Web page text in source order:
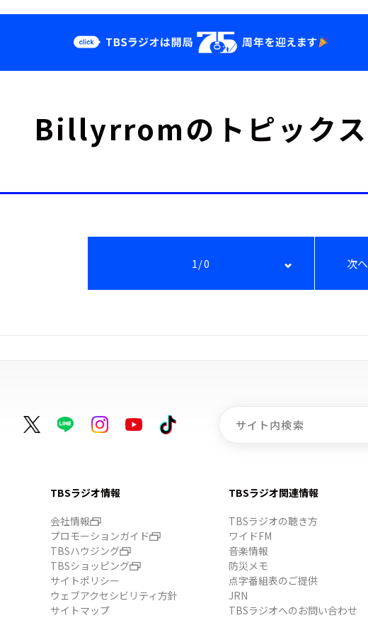
Podcast
YouTube
Billyrromのトピックス
1/0 次へ
TBSラジオ情報
会社情報
プロモーションガイド
TBSハウジング
TBSショッピング
サイトポリシー
ウェブアクセシビリティ方針
サイトマップ
TBSラジオ関連情報
TBSラジオの聴き方
ワイドFM
音楽情報
防災メモ
点字番組表のご提供
JRN
TBSラジオへのお問い合わせ